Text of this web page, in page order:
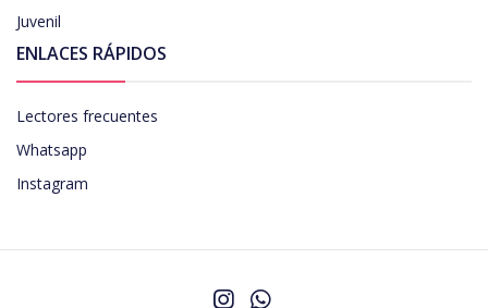
Juvenil
ENLACES RÁPIDOS
Lectores frecuentes
Whatsapp
Instagram